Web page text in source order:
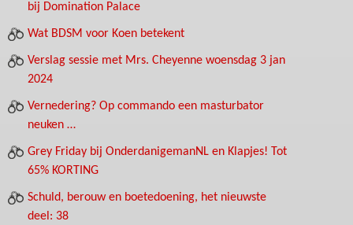
bij Domination Palace
Wat BDSM voor Koen betekent
Verslag sessie met Mrs. Cheyenne woensdag 3 jan
2024
Vernedering? Op commando een masturbator
neuken …
Grey Friday bij OnderdanigemanNL en Klapjes! Tot
65% KORTING
Schuld, berouw en boetedoening, het nieuwste
deel: 38